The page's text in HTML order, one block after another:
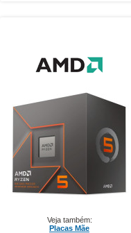
Veja também:
Placas Mãe